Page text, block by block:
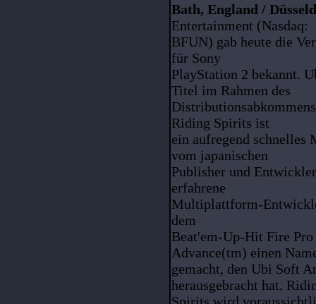
Bath, England /
Entertainment (Nasdaq:
BFUN) gab heute die
für Sony
PlayStation 2 bekannt.
Titel im Rahmen des
Riding Spirits ist
ein aufregend schnelles
vom japanischen
Publisher und
erfahrene
Multiplattform-
dem
Beat'em-Up-Hit Fire
Advance(tm) einen
gemacht, den Ubi Soft
herausgebracht hat.